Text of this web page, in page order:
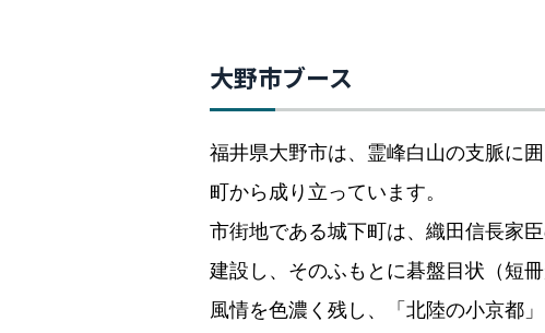
大野市ブース
福井県大野市は、霊峰白山の支脈に
町から成り立っています。
市街地である城下町は、織田信長家
建設し、そのふもとに碁盤目状（短
風情を色濃く残し、「北陸の小京都